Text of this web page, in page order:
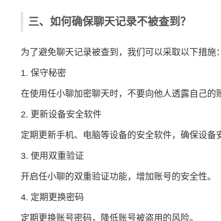
三、如何确保聊天记录不被查到？
为了避免聊天记录被查到，我们可以采取以下措施：
1. 保守秘密
在使用任小聊加密聊天时，不要向他人透露自己的
2. 更新设备安全软件
定期更新手机、电脑等设备的安全软件，确保设备
3. 使用双重验证
开启任小聊的双重验证功能，增加账号的安全性。
4. 定期更换密码
定期更换账号密码，降低账号被盗用的风险。